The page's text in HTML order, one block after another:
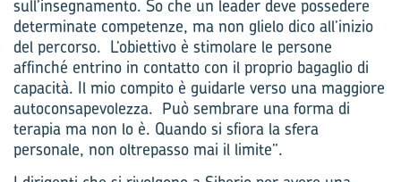
sull’insegnamento. So che un leader deve possedere
determinate competenze, ma non glielo dico all’inizio
del percorso. L’obiettivo è stimolare le persone
affinché entrino in contatto con il proprio bagaglio di
capacità. Il mio compito è guidarle verso una maggiore
autoconsapevolezza. Può sembrare una forma di
terapia ma non lo è. Quando si sfiora la sfera
personale, non oltrepasso mai il limite”.